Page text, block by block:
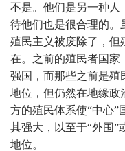
不是。他们是另一种人
待他们也是很合理的。
殖民主义被废除了，但
在。之前的殖民者国家
强国，而那些之前是殖
地位，但仍然在地缘政
方的殖民体系使“中心”
其强大，以至于“外围”
地位。